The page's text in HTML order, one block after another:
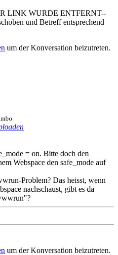
LINK WURDE ENTFERNT--
und Betreff entsprechend
um der Konversation beizutreten.
= on. Bitte doch den
Webspace den safe_mode auf
Problem? Das heisst, wenn
nachschaust, gibt es da
um der Konversation beizutreten.